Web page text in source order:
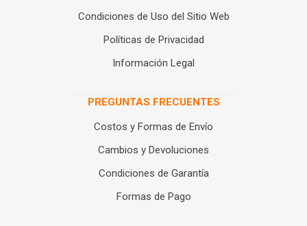
Condiciones de Uso del Sitio Web
Políticas de Privacidad
Información Legal
PREGUNTAS FRECUENTES
Costos y Formas de Envío
Cambios y Devoluciones
Condiciones de Garantía
Formas de Pago